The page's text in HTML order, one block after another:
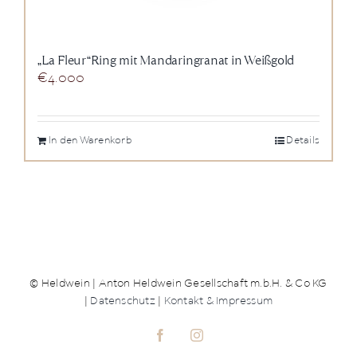
„La Fleur“Ring mit Mandaringranat in Weißgold
€4.000
In den Warenkorb Details
© Heldwein | Anton Heldwein Gesellschaft m.b.H. & Co KG
Datenschutz| Kontakt & Impressum